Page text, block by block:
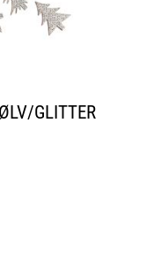
GLITTER